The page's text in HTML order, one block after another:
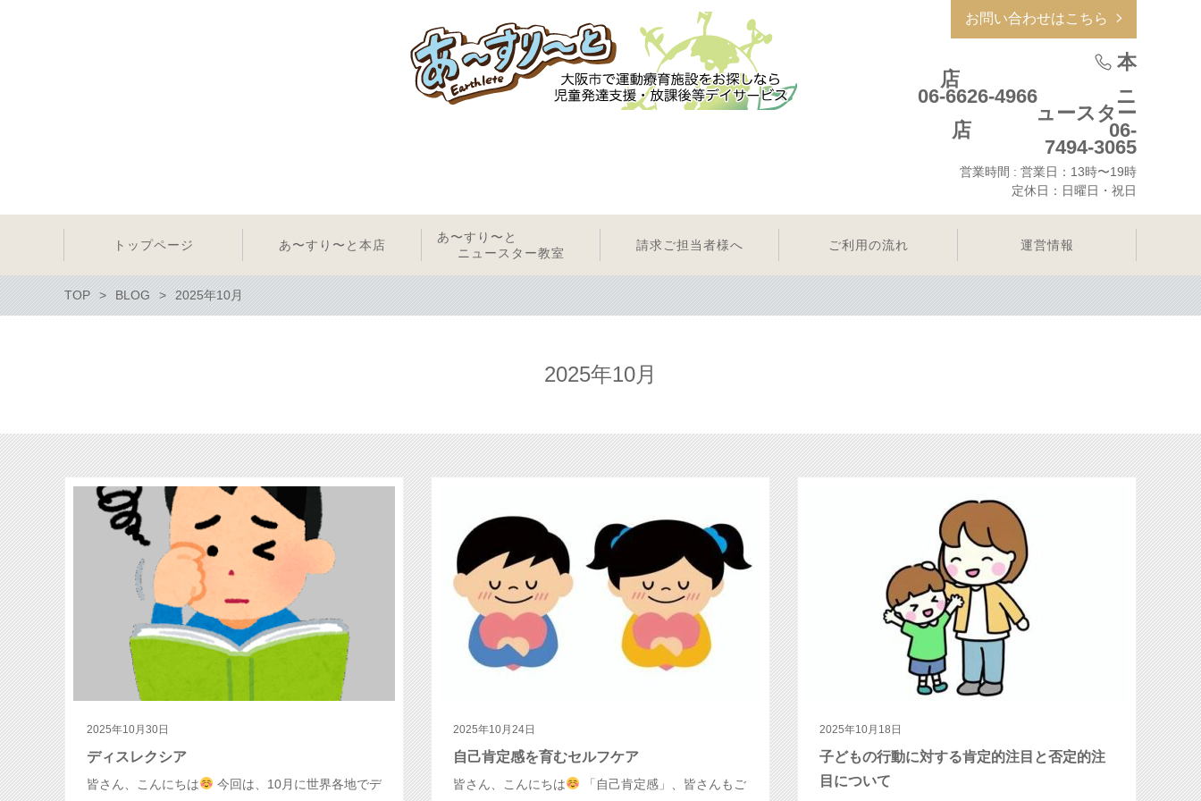
お問い合わせはこちら
本
店
06-6626-4966 ニ
ュースター
店 06-
7494-3065
営業時間 : 営業日：13時〜19時
定休日：日曜日・祝日
トップページ あ〜すり〜と本店
あ〜すり〜と
ニュースター教室
請求ご担当者様へ ご利用の流れ 運営情報
TOP BLOG 2025年10月
2025年10月
2025年10月30日
ディスレクシア
皆さん、こんにちは 今回は、10月に世界各地でデ
2025年10月24日
自己肯定感を育むセルフケア
皆さん、こんにちは 「自己肯定感」、皆さんもご
2025年10月18日
子どもの行動に対する肯定的注目と否定的注
目について